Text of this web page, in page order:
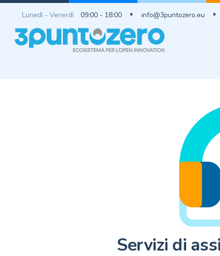
Lunedì - Venerdì 09:00 - 18:00 info@3puntozero.eu
Servizi di